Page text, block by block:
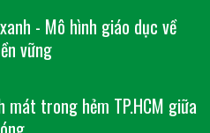
- Mô hình giáo dục về
vững
mát trong hẻm TP.HCM giữa